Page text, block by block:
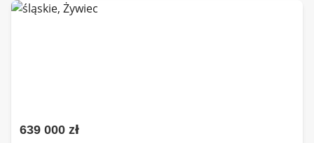
639 000 zł